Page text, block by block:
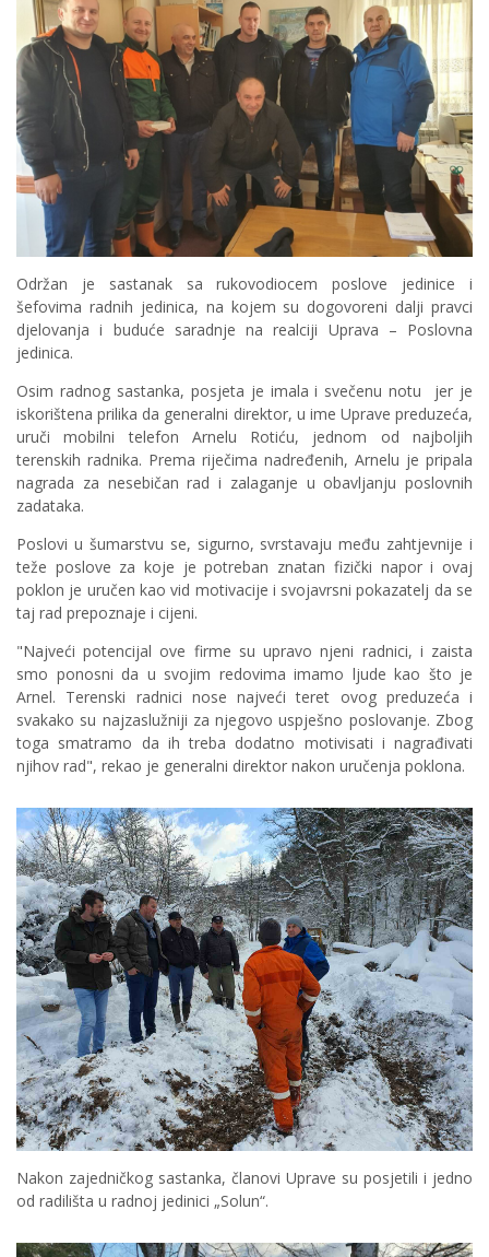
Održan je sastanak sa rukovodiocem poslove jedinice i
šefovima radnih jedinica, na kojem su dogovoreni dalji pravci
djelovanja i buduće saradnje na realciji Uprava – Poslovna
jedinica.
Osim radnog sastanka, posjeta je imala i svečenu notu jer je
iskorištena prilika da generalni direktor, u ime Uprave preduzeća,
uruči mobilni telefon Arnelu Rotiću, jednom od najboljih
terenskih radnika. Prema riječima nadređenih, Arnelu je pripala
nagrada za nesebičan rad i zalaganje u obavljanju poslovnih
zadataka.
Poslovi u šumarstvu se, sigurno, svrstavaju među zahtjevnije i
teže poslove za koje je potreban znatan fizički napor i ovaj
poklon je uručen kao vid motivacije i svojavrsni pokazatelj da se
taj rad prepoznaje i cijeni.
"Najveći potencijal ove firme su upravo njeni radnici, i zaista
smo ponosni da u svojim redovima imamo ljude kao što je
Arnel. Terenski radnici nose najveći teret ovog preduzeća i
svakako su najzaslužniji za njegovo uspješno poslovanje. Zbog
toga smatramo da ih treba dodatno motivisati i nagrađivati
njihov rad", rekao je generalni direktor nakon uručenja poklona.
Nakon zajedničkog sastanka, članovi Uprave su posjetili i jedno
od radilišta u radnoj jedinici „Solun“.